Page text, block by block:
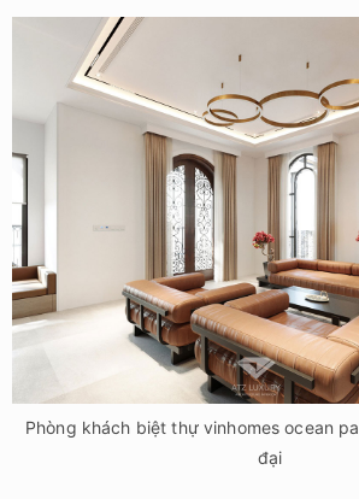
Phòng khách biệt thự vinhomes ocean
đại